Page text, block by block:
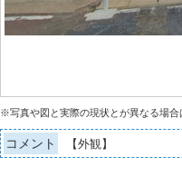
※写真や図と実際の現状とが異なる場合
コメント 【外観】